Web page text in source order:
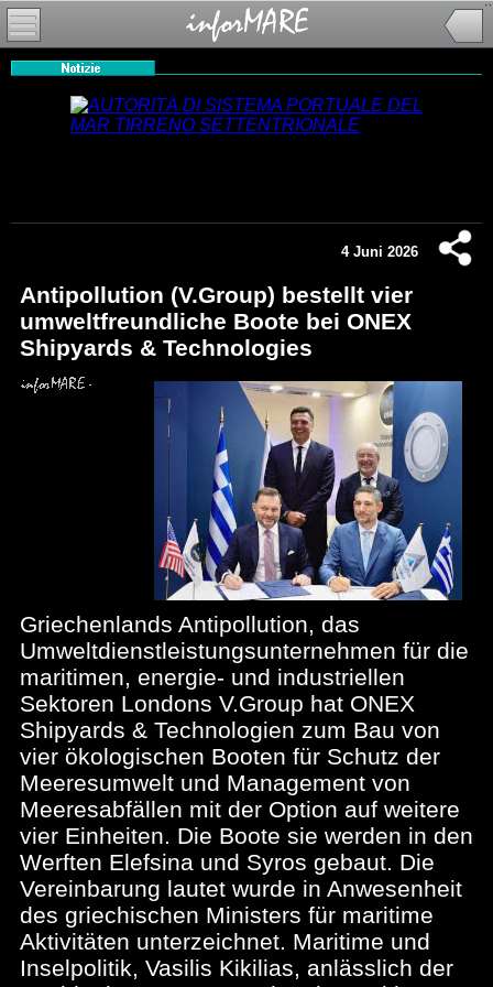
4 Juni 2026
Antipollution (V.Group) bestellt vier
umweltfreundliche Boote bei ONEX
Shipyards & Technologies
Griechenlands Antipollution, das
Umweltdienstleistungsunternehmen für die
maritimen, energie- und industriellen
Sektoren Londons V.Group hat ONEX
Shipyards & Technologien zum Bau von
vier ökologischen Booten für Schutz der
Meeresumwelt und Management von
Meeresabfällen mit der Option auf weitere
vier Einheiten. Die Boote sie werden in den
Werften Elefsina und Syros gebaut. Die
Vereinbarung lautet wurde in Anwesenheit
des griechischen Ministers für maritime
Aktivitäten unterzeichnet. Maritime und
Inselpolitik, Vasilis Kikilias, anlässlich der